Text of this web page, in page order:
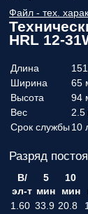
Файл - тех.
HRL 12-
Длина
Ширина
65
Высота
94
Вес
2.5
Срок службы 10
Разряд
В/
эл-т
5
мин
10
мин
1.60 33.9 20.8